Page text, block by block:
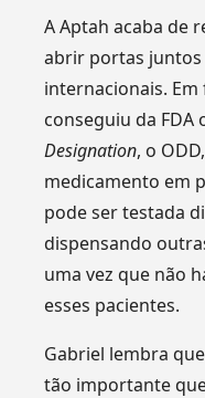
A Aptah acaba de
abrir portas
internacionais.
conseguiu da FDA
Designation, o
medicamento em
pode ser testada
dispensando
uma vez que não
esses pacientes.
Gabriel lembra
tão importante